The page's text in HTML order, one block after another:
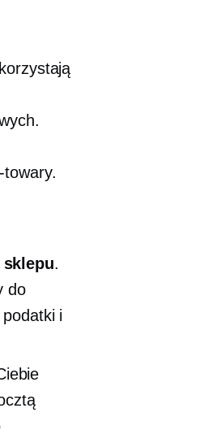
towary.
sklepu.
do
i